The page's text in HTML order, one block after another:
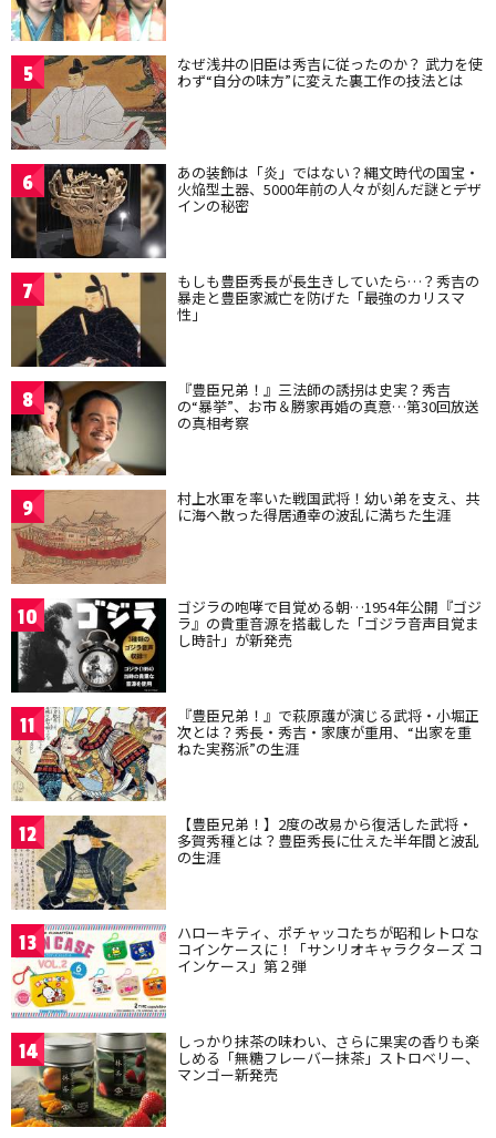
5 なぜ浅井の旧臣は秀吉に従ったのか？ 武力を使
わず“自分の味方”に変えた裏工作の技法とは
6 あの装飾は「炎」ではない？縄文時代の国宝・
火焔型土器、5000年前の人々が刻んだ謎とデザ
インの秘密
7 もしも豊臣秀長が長生きしていたら…？秀吉の
暴走と豊臣家滅亡を防げた「最強のカリスマ
性」
8 『豊臣兄弟！』三法師の誘拐は史実？秀吉
の“暴挙”、お市＆勝家再婚の真意…第30回放送
の真相考察
9 村上水軍を率いた戦国武将！幼い弟を支え、共
に海へ散った得居通幸の波乱に満ちた生涯
10 ゴジラの咆哮で目覚める朝…1954年公開『ゴジ
ラ』の貴重音源を搭載した「ゴジラ音声目覚ま
し時計」が新発売
11 『豊臣兄弟！』で萩原護が演じる武将・小堀正
次とは？秀長・秀吉・家康が重用、“出家を重
ねた実務派”の生涯
12 【豊臣兄弟！】2度の改易から復活した武将・
多賀秀種とは？豊臣秀長に仕えた半年間と波乱
の生涯
13 ハローキティ、ポチャッコたちが昭和レトロな
コインケースに！「サンリオキャラクターズ コ
インケース」第２弾
14 しっかり抹茶の味わい、さらに果実の香りも楽
しめる「無糖フレーバー抹茶」ストロベリー、
マンゴー新発売